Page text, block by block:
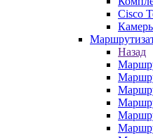
Cisco
Назад